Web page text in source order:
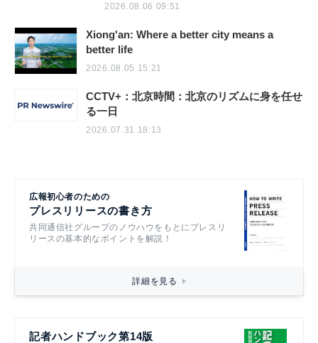
2026.08.06 09:51
Xiong'an: Where a better city means a
better life
2026.08.05 15:21
CCTV+：北京時間：北京のリズムに身を任せ
る一日
2026.07.31 18:13
広報初心者のための
プレスリリースの書き方
共同通信社グループのノウハウをもとにプレスリ
リースの基本的なポイントを解説！
詳細を見る
記者ハンドブック第14版